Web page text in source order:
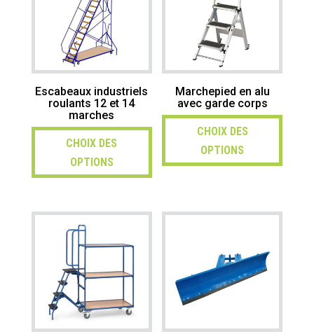
Escabeaux industriels
roulants 12 et 14
marches
CHOIX DES
OPTIONS
Marchepied en alu
avec garde corps
CHOIX DES
OPTIONS